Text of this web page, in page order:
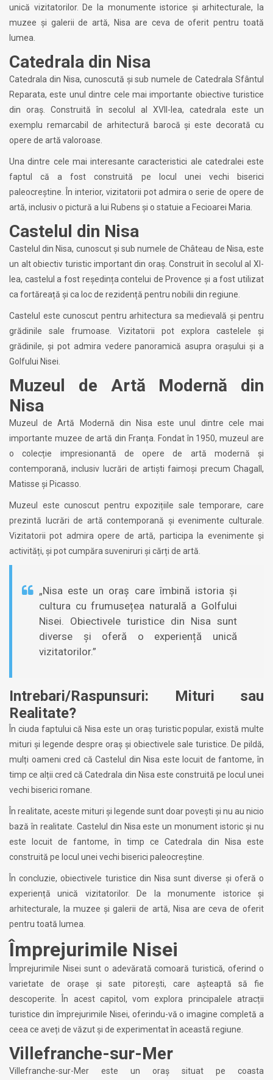
unică vizitatorilor. De la monumente istorice și arhitecturale, la
muzee și galerii de artă, Nisa are ceva de oferit pentru toată
lumea.
Catedrala din Nisa
Catedrala din Nisa, cunoscută și sub numele de Catedrala Sfântul
Reparata, este unul dintre cele mai importante obiective turistice
din oraș. Construită în secolul al XVII-lea, catedrala este un
exemplu remarcabil de arhitectură barocă și este decorată cu
opere de artă valoroase.
Una dintre cele mai interesante caracteristici ale catedralei este
faptul că a fost construită pe locul unei vechi biserici
paleocreștine. În interior, vizitatorii pot admira o serie de opere de
artă, inclusiv o pictură a lui Rubens și o statuie a Fecioarei Maria.
Castelul din Nisa
Castelul din Nisa, cunoscut și sub numele de Château de Nisa, este
un alt obiectiv turistic important din oraș. Construit în secolul al XI-
lea, castelul a fost reședința contelui de Provence și a fost utilizat
ca fortăreață și ca loc de rezidență pentru nobilii din regiune.
Castelul este cunoscut pentru arhitectura sa medievală și pentru
grădinile sale frumoase. Vizitatorii pot explora castelele și
grădinile, și pot admira vedere panoramică asupra orașului și a
Golfului Nisei.
Muzeul de Artă Modernă din
Nisa
Muzeul de Artă Modernă din Nisa este unul dintre cele mai
importante muzee de artă din Franța. Fondat în 1950, muzeul are
o colecție impresionantă de opere de artă modernă și
contemporană, inclusiv lucrări de artiști faimoși precum Chagall,
Matisse și Picasso.
Muzeul este cunoscut pentru expozițiile sale temporare, care
prezintă lucrări de artă contemporană și evenimente culturale.
Vizitatorii pot admira opere de artă, participa la evenimente și
activități, și pot cumpăra suveniruri și cărți de artă.
„Nisa este un oraș care îmbină istoria și
cultura cu frumusețea naturală a Golfului
Nisei. Obiectivele turistice din Nisa sunt
diverse și oferă o experiență unică
vizitatorilor.”
Intrebari/Raspunsuri: Mituri sau
Realitate?
În ciuda faptului că Nisa este un oraș turistic popular, există multe
mituri și legende despre oraș și obiectivele sale turistice. De pildă,
mulți oameni cred că Castelul din Nisa este locuit de fantome, în
timp ce alții cred că Catedrala din Nisa este construită pe locul unei
vechi biserici romane.
În realitate, aceste mituri și legende sunt doar povești și nu au nicio
bază în realitate. Castelul din Nisa este un monument istoric și nu
este locuit de fantome, în timp ce Catedrala din Nisa este
construită pe locul unei vechi biserici paleocreștine.
În concluzie, obiectivele turistice din Nisa sunt diverse și oferă o
experiență unică vizitatorilor. De la monumente istorice și
arhitecturale, la muzee și galerii de artă, Nisa are ceva de oferit
pentru toată lumea.
Împrejurimile Nisei
Împrejurimile Nisei sunt o adevărată comoară turistică, oferind o
varietate de orașe și sate pitorești, care așteaptă să fie
descoperite. În acest capitol, vom explora principalele atracții
turistice din împrejurimile Nisei, oferindu-vă o imagine completă a
ceea ce aveți de văzut și de experimentat în această regiune.
Villefranche-sur-Mer
Villefranche-sur-Mer este un oraș situat pe coasta